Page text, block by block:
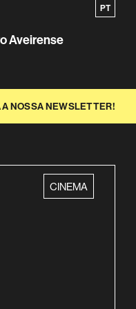
o
Aveirense
PT
A NOSSA NEWSLETTER!
categoria
CINEMA